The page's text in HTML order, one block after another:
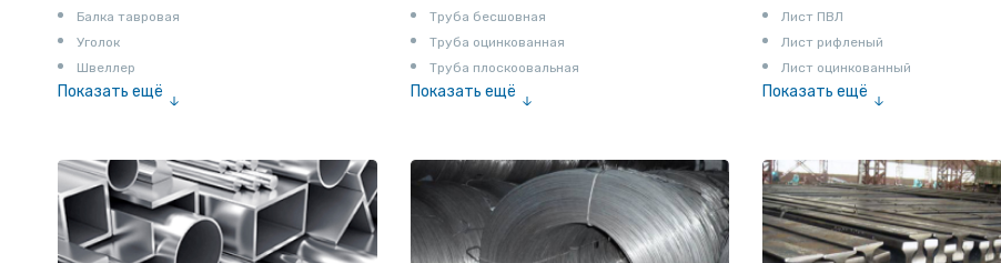
Балка тавровая
Уголок
Швеллер
Показать ещё
Катанка
Шестигранник
Полособульб
Полукруг
Труба бесшовная
Труба оцинкованная
Труба плоскоовальная
Показать ещё
Лист ПВЛ
Лист рифленый
Лист оцинкованный
Показать ещё